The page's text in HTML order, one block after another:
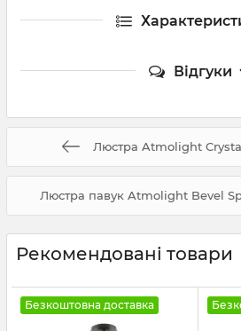
Відгуки
Люстра Atmolight
Люстра павук Atmolight Bevel
Рекомендовані товари
Безкоштовна доставка